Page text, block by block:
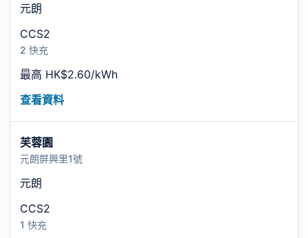
元朗
CCS2
2 快充
最高 HK$2.60/kWh
查看資料
芙蓉園
元朗屏興里1號
元朗
CCS2
1 快充